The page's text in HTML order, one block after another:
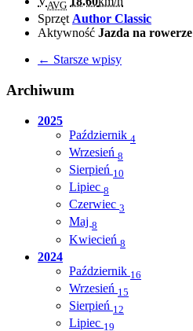
AVG
Sprzęt Author Classic
Aktywność Jazda na rowerze
← Starsze wpisy
Archiwum
2025
Październik 4
Wrzesień 8
Sierpień 10
Lipiec 8
Czerwiec 3
Maj 8
Kwiecień 8
2024
Październik 16
Wrzesień 15
Sierpień 12
Lipiec 19